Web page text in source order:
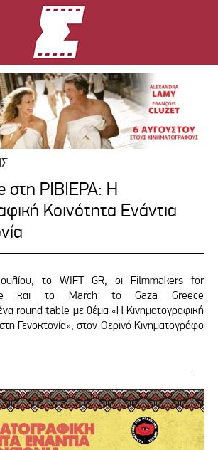
στη ΡΙΒΙΕΡΑ: Η
Κοινότητα Ενάντια
το WIFT GR, οι Filmmakers for
και το March to Gaza Greece
round table με θέμα «Η Κινηματογραφική
Γενοκτονία», στον Θερινό Κινηματογράφο